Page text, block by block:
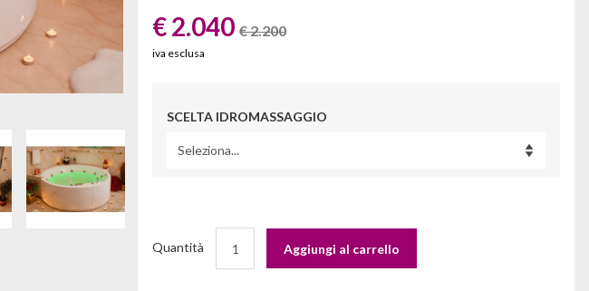
€ 2.040 € 2.200
iva esclusa
SCELTA IDROMASSAGGIO
Quantità Aggiungi al carrello